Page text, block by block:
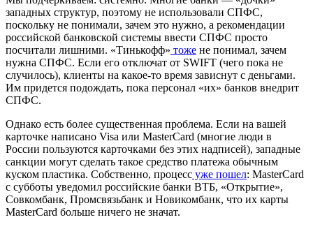
западных структур, поэтому не использовали СПФС,
поскольку не понимали, зачем это нужно, а рекомендации
российской банковской системы ввести СПФС просто
посчитали лишними. «Тинькофф» тоже не понимал, зачем
нужна СПФС. Если его отключат от SWIFT (чего пока не
случилось), клиенты на какое-то время зависнут с деньгами.
Им придется подождать, пока персонал «их» банков внедрит
СПФС.
Однако есть более существенная проблема. Если на вашей
карточке написано Visa или MasterCard (многие люди в
России пользуются карточками без этих надписей), западные
санкции могут сделать такое средство платежа обычным
куском пластика. Собственно, процесс уже пошел: MasterCard
с субботы уведомил российские банки ВТБ, «Открытие»,
Совкомбанк, Промсвязьбанк и Новикомбанк, что их карты
MasterCard больше ничего не значат.